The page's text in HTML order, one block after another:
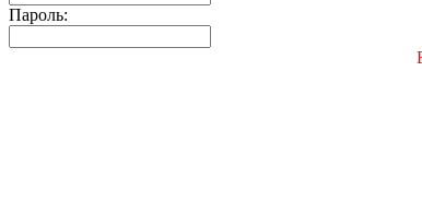
Пароль: